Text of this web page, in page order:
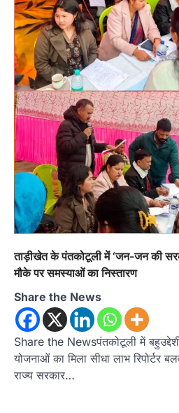
ताड़ीखेत के पंतकोटूली में ‘जन-जन की
मौके पर समस्याओं का निस्तारण
Share the News
Share the Newsपंतकोटूली में
योजनाओं का मिला सीधा लाभ रिपोर्टर
राज्य सरकार…